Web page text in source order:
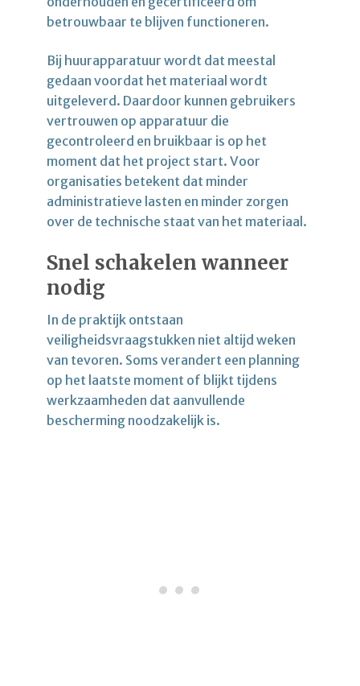
betrouwbaar te blijven functioneren.
Bij huurapparatuur wordt dat meestal
gedaan voordat het materiaal wordt
uitgeleverd. Daardoor kunnen gebruikers
vertrouwen op apparatuur die
gecontroleerd en bruikbaar is op het
moment dat het project start. Voor
organisaties betekent dat minder
administratieve lasten en minder zorgen
over de technische staat van het materiaal.
Snel schakelen wanneer
nodig
In de praktijk ontstaan
veiligheidsvraagstukken niet altijd weken
van tevoren. Soms verandert een planning
op het laatste moment of blijkt tijdens
werkzaamheden dat aanvullende
bescherming noodzakelijk is.